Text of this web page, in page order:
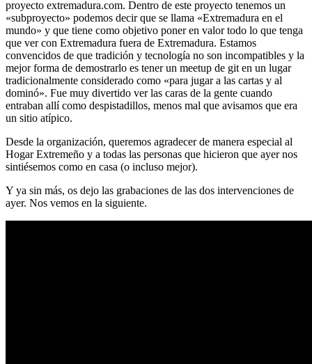
proyecto extremadura.com. Dentro de este proyecto tenemos un
«subproyecto» podemos decir que se llama «Extremadura en el
mundo» y que tiene como objetivo poner en valor todo lo que tenga
que ver con Extremadura fuera de Extremadura. Estamos
convencidos de que tradición y tecnología no son incompatibles y la
mejor forma de demostrarlo es tener un meetup de git en un lugar
tradicionalmente considerado como «para jugar a las cartas y al
dominó». Fue muy divertido ver las caras de la gente cuando
entraban allí como despistadillos, menos mal que avisamos que era
un sitio atípico.
Desde la organización, queremos agradecer de manera especial al
Hogar Extremeño y a todas las personas que hicieron que ayer nos
sintiésemos como en casa (o incluso mejor).
Y ya sin más, os dejo las grabaciones de las dos intervenciones de
ayer. Nos vemos en la siguiente.